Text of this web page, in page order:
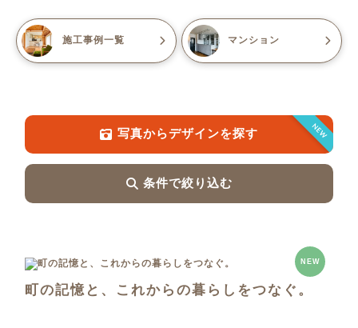
施工事例一覧 マンション
NEW
写真からデザインを探す
条件で絞り込む
NEW
町の記憶と、これからの暮らしをつなぐ。